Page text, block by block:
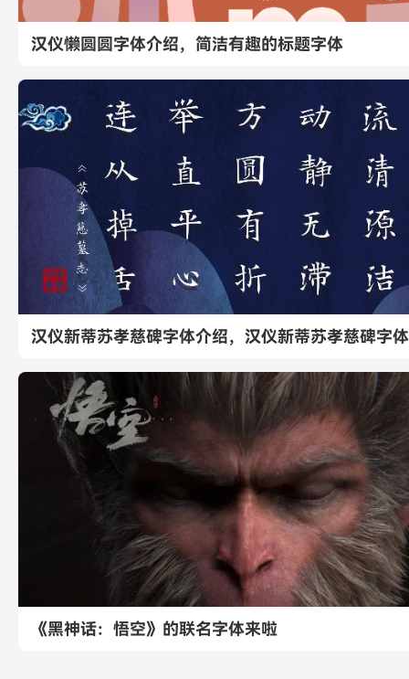
汉仪懒圆圆字体介绍，简洁有趣的标题字体
汉仪新蒂苏孝慈碑字体介绍，汉仪新蒂苏孝慈碑字
《黑神话：悟空》的联名字体来啦